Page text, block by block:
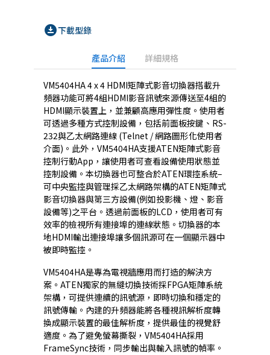
download_for_offline下載型錄
產品介紹 詳細規格
VM5404HA 4 x 4 HDMI矩陣式影音切換器搭載升
頻器功能可將4組HDMI影音訊號來源傳送至4組的
HDMI顯示裝置上，並兼顧高應用彈性度。使用者
可透過多種方式控制設備，包括前面板按鍵、RS-
232與乙太網路連線 (Telnet / 網路圖形化使用者
介面)。此外，VM5404HA支援ATEN矩陣式影音
控制行動App，讓使用者可查看設備使用狀態並
控制設備。本切換器也可整合於ATEN環控系統–
可中央監控與管理採乙太網路架構的ATEN矩陣式
影音切換器與第三方設備(例如投影機、燈、影音
設備等)之平台。透過前面板的LCD，使用者可有
效率的檢視所有連接埠的連線狀態。切換器的本
地HDMI輸出連接埠讓多個訊源可在一個顯示器中
被即時監控。
VM5404HA是專為電視牆應用而打造的解決方
案。ATEN獨家的無縫切換技術採FPGA矩陣系統
架構，可提供連續的訊號源，即時切換和穩定的
訊號傳輸。內建的升頻器能將各種視訊解析度轉
換成顯示裝置的最佳解析度，提供最佳的視覺舒
適度。為了避免螢幕撕裂，VM5404HA採用
FrameSync技術，同步輸出與輸入訊號的幀率。